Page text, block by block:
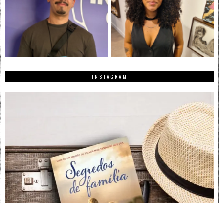
INSTAGRAM